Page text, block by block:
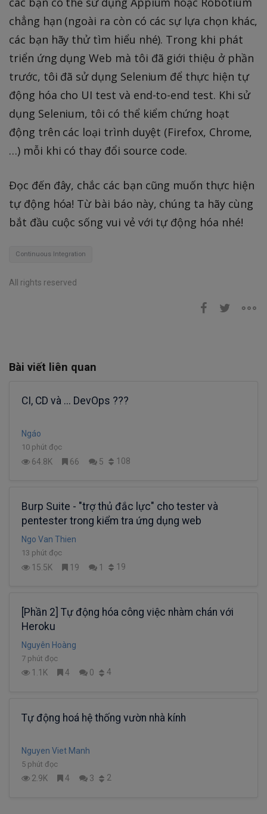
chẳng hạn (ngoài ra còn có các sự lựa chọn khác,
các bạn hãy thử tìm hiểu nhé). Trong khi phát
triển ứng dụng Web mà tôi đã giới thiệu ở phần
trước, tôi đã sử dụng Selenium để thực hiện tự
động hóa cho UI test và end-to-end test. Khi sử
dụng Selenium, tôi có thể kiểm chứng hoạt
động trên các loại trình duyệt (Firefox, Chrome,
…) mỗi khi có thay đổi source code.
Đọc đến đây, chắc các bạn cũng muốn thực hiện
tự động hóa! Từ bài báo này, chúng ta hãy cùng
bắt đầu cuộc sống vui vẻ với tự động hóa nhé!
Continuous Integration
All rights reserved
Bài viết liên quan
CI, CD và ... DevOps ???
Ngáo
10 phút đọc
64.8K 66 5 108
Burp Suite - "trợ thủ đắc lực" cho tester và
pentester trong kiểm tra ứng dụng web
Ngo Van Thien
13 phút đọc
15.5K 19 1 19
[Phần 2] Tự động hóa công việc nhàm chán với
Heroku
Nguyên Hoàng
7 phút đọc
1.1K 4 0 4
Tự động hoá hệ thống vườn nhà kính
Nguyen Viet Manh
5 phút đọc
2.9K 4 3 2